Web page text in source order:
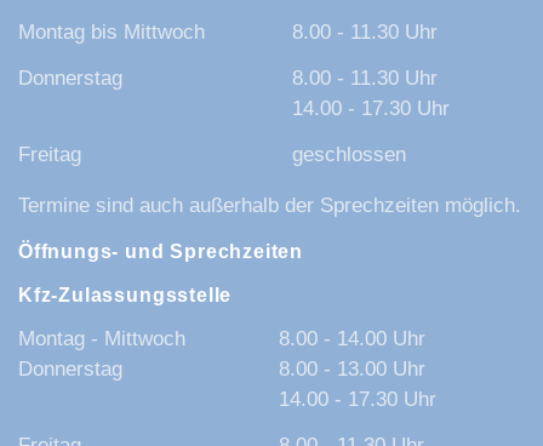
Montag bis Mittwoch
8.00 - 11.30 Uhr
Donnerstag
8.00 - 11.30 Uhr
14.00 - 17.30 Uhr
Freitag
geschlossen
Termine sind auch außerhalb der Sprechzeiten möglich.
Öffnungs- und Sprechzeiten
Kfz-Zulassungsstelle
Montag - Mittwoch
8.00 - 14.00 Uhr
Donnerstag
8.00 - 13.00 Uhr
14.00 - 17.30 Uhr